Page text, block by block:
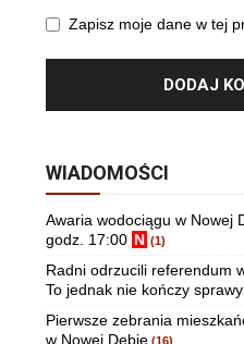
Zapisz moje dane w tej
WIADOMOŚCI
Awaria wodociągu w Nowej
godz. 17:00 N (1)
Radni odrzucili referendum
To jednak nie kończy sprawy
Pierwsze zebrania
w Nowej Dębie (16)